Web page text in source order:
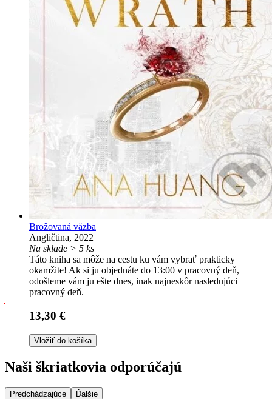
Brožovaná väzba
Angličtina, 2022
Na sklade > 5 ks
Táto kniha sa môže na cestu ku vám vybrať prakticky
okamžite! Ak si ju objednáte do 13:00 v pracovný deň,
odošleme vám ju ešte dnes, inak najneskôr nasledujúci
pracovný deň.
13,30 €
Vložiť do košíka
Naši škriatkovia odporúčajú
Predchádzajúce Ďalšie